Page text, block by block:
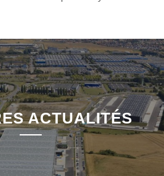
ACTUALITÉS